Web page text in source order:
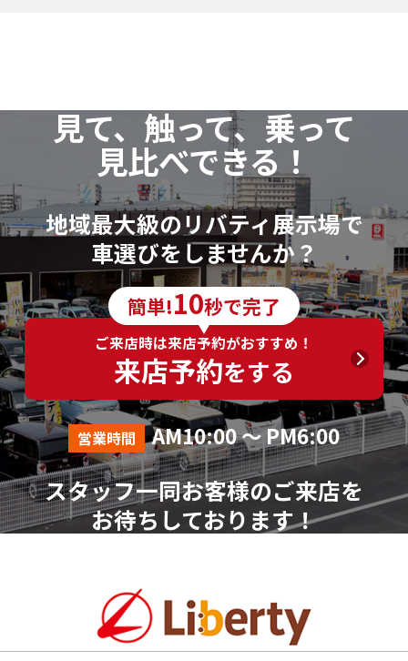
当社は、当該資料請求により取得した開示対象個人
情報の利用目的の通知・開示・訂正または削除・利用
の停止（以下「開示等」といいます。）に応じます。
開示等に関するお問い合わせ：各店舗営業窓口もし
くは、以下個人情報相談窓口
6．個人情報の取得に応じることの任意性
ご入力は任意ですが、ご入力いただけない項目やご
入力いただいた個人情報に漏れや誤りがあった場合、
資料請求およびお問合せに対する回答が出来ない場合
がございます。
7．その他
本人が容易に認識できない方法による個人情報の取
得は行っておりません。
個人情報に関する相談窓口
（平日AM10:00～PM18:00 ※土、日、祝、年末年始を
見て、触って、乗って
見比べできる！
地域最大級のリバティ展示場で
車選びをしませんか？
簡単!10秒で完了
ご来店時は来店予約がおすすめ！
来店予約をする
営業時間 AM10:00 ～ PM6:00
スタッフ一同お客様のご来店を
お待ちしております！